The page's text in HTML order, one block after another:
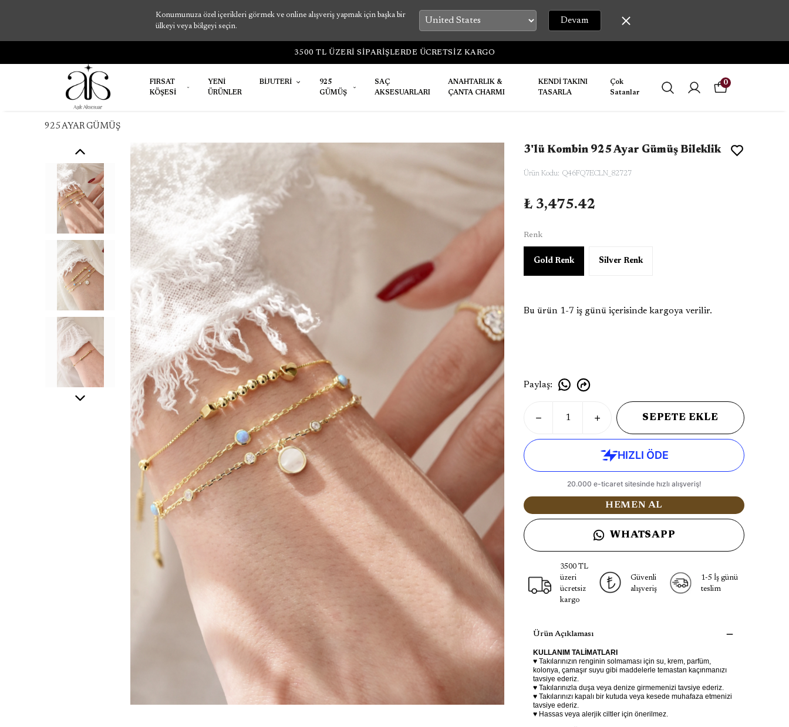
Konumunuza özel içerikleri görmek ve online alışveriş yapmak için başka bir
ülkeyi veya bölgeyi seçin.
Devam
3500 TL ÜZERİ SİPARİŞLERDE ÜCRETSİZ KARGO
FIRSAT
KÖŞESİ
YENİ
ÜRÜNLER
BİJUTERİ
925
GÜMÜŞ
SAÇ
AKSESUARLARI
ANAHTARLIK &
ÇANTA CHARMI
KENDİ TAKINI
TASARLA
Çok
Satanlar
0
925 AYAR GÜMÜŞ
3'lü Kombin 925 Ayar Gümüş Bileklik
Ürün Kodu: Q46FQ7ECLN_82727
₺ 3,475.42
Renk
Gold Renk Silver Renk
Bu ürün 1-7 iş günü içerisinde kargoya verilir.
Paylaş:
SEPETE EKLE
HEMEN AL
WHATSAPP
3500 TL
üzeri
ücretsiz
kargo
Güvenli
alışveriş
1-5 İş günü
teslim
Ürün Açıklaması
KULLANIM TALİMATLARI
♥ Takılarınızın renginin solmaması için su, krem, parfüm,
kolonya, çamaşır suyu gibi maddelerle temastan kaçınmanızı
tavsiye ederiz.
♥ Takılarınızla duşa veya denize girmemenizi tavsiye ederiz.
♥ Takılarınızı kapalı bir kutuda veya kesede muhafaza etmenizi
tavsiye ederiz.
♥ Hassas veya alerjik ciltler için önerilmez.